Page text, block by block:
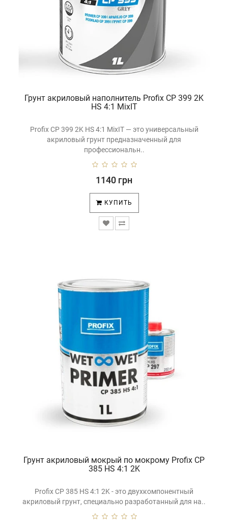
Грунт акриловый наполнитель Profix CP 399 2K
HS 4:1 MixIT
Profix CP 399 2K HS 4:1 MixIT — это универсальный
акриловый грунт предназначенный для
профессиональн..
1140 грн
КУПИТЬ
Грунт акриловый мокрый по мокрому Profix CP
385 HS 4:1 2K
Profix CP 385 HS 4:1 2K - это двухкомпонентный
акриловый грунт, специально разработанный для на..